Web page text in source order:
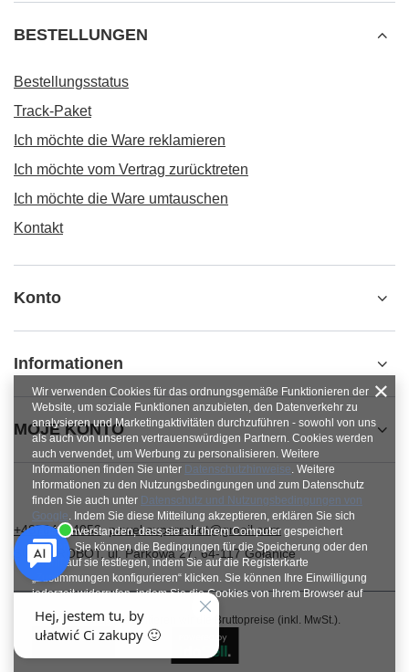
BESTELLUNGEN
Bestellungsstatus
Track-Paket
Ich möchte die Ware reklamieren
Ich möchte vom Vertrag zurücktreten
Ich möchte die Ware umtauschen
Kontakt
Konto
Informationen
MOJE KONTO
+48784454053 pawel.superrobot@gmail.com
SUPERROBOT,ul. Parkowa 27,64-117Gołanice
Im Shop präsentieren wir die Bruttopreise (inkl. MwSt.).
Wir verwenden Cookies für das ordnungsgemäße Funktionieren der
Website, um soziale Funktionen anzubieten, den Datenverkehr zu
analysieren und Marketingaktivitäten durchzuführen - sowohl von uns
als auch von unseren vertrauenswürdigen Partnern. Cookies werden
auch verwendet, um Werbung zu personalisieren. Weitere
Informationen finden Sie unter Datenschutzhinweise. Weitere
Informationen zu den Nutzungsbedingungen und zum Datenschutz
finden Sie auch unter Datenschutz und Nutzungsbedingungen von
Google. Indem Sie diese Mitteilung akzeptieren, erklären Sie sich
damit einverstanden, dass sie auf Ihrem Computer gespeichert
werden. Sie können die Bedingungen für die Speicherung oder den
Zugriff auf sie festlegen, indem Sie auf die Registerkarte
„Zustimmungen konfigurieren“ klicken. Sie können Ihre Einwilligung
jederzeit widerrufen, indem Sie die Cookies von Ihrem Browser auf
dem jeweiligen Endgerät löschen.
Schließen